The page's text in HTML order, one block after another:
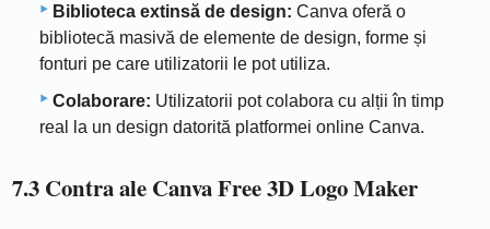
Biblioteca extinsă de design: Canva oferă o
bibliotecă masivă de elemente de design, forme și
fonturi pe care utilizatorii le pot utiliza.
Colaborare: Utilizatorii pot colabora cu alții în timp
real la un design datorită platformei online Canva.
7.3 Contra ale Canva Free 3D Logo Maker